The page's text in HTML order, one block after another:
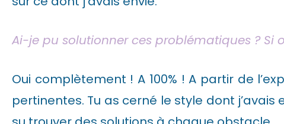
Ai-je pu solutionner ces problématiques ? Si
Oui complètement ! A 100% ! A partir de
pertinentes. Tu as cerné le style dont